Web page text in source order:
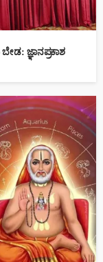
ಜ್ಞಾನಪ್ರಕಾಶ